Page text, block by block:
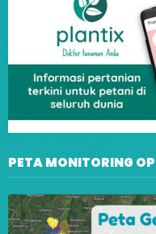
PETA MONITORING